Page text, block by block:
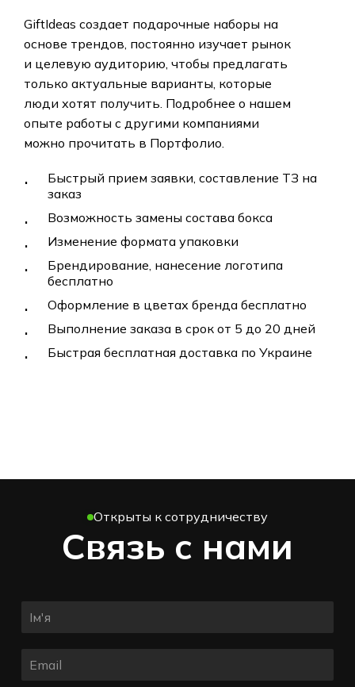
GiftIdeas создает подарочные наборы на
основе трендов, постоянно изучает рынок
и целевую аудиторию, чтобы предлагать
только актуальные варианты, которые
люди хотят получить. Подробнее о нашем
опыте работы с другими компаниями
можно прочитать в Портфолио.
Быстрый прием заявки, составление ТЗ на
заказ
Возможность замены состава бокса
Изменение формата упаковки
Брендирование, нанесение логотипа
бесплатно
Оформление в цветах бренда бесплатно
Выполнение заказа в срок от 5 до 20 дней
Быстрая бесплатная доставка по Украине
Открыты к сотрудничеству
Связь с нами